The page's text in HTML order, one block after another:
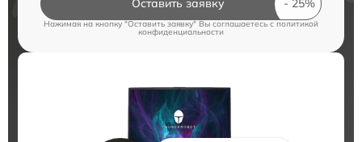
Оставить заявку
Нажимая на кнопку "Оставить заявку" Вы соглашаетесь cполитикой
конфиденциальности